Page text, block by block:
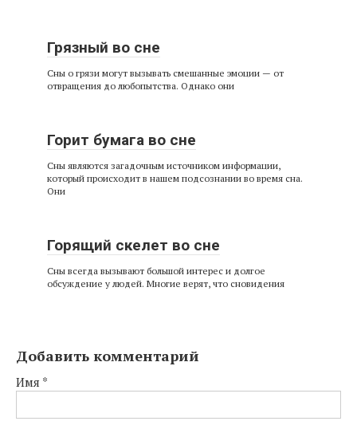
Грязный во сне
Сны о грязи могут вызывать смешанные эмоции — от
отвращения до любопытства. Однако они
Горит бумага во сне
Сны являются загадочным источником информации,
который происходит в нашем подсознании во время сна.
Они
Горящий скелет во сне
Сны всегда вызывают большой интерес и долгое
обсуждение у людей. Многие верят, что сновидения
Добавить комментарий
Имя *